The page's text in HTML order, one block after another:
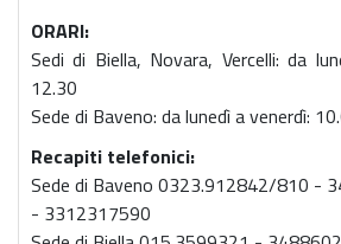
ORARI:
Sedi di Biella, Novara, Vercelli: da
12.30
Sede di Baveno: da lunedì a venerdì:
Recapiti telefonici:
Sede di Baveno 0323.912842/810 -
- 3312317590